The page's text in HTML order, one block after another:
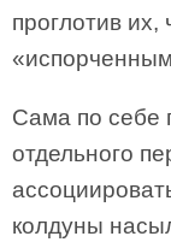
проглотив их,
Сама по себе
отдельного
колдуны